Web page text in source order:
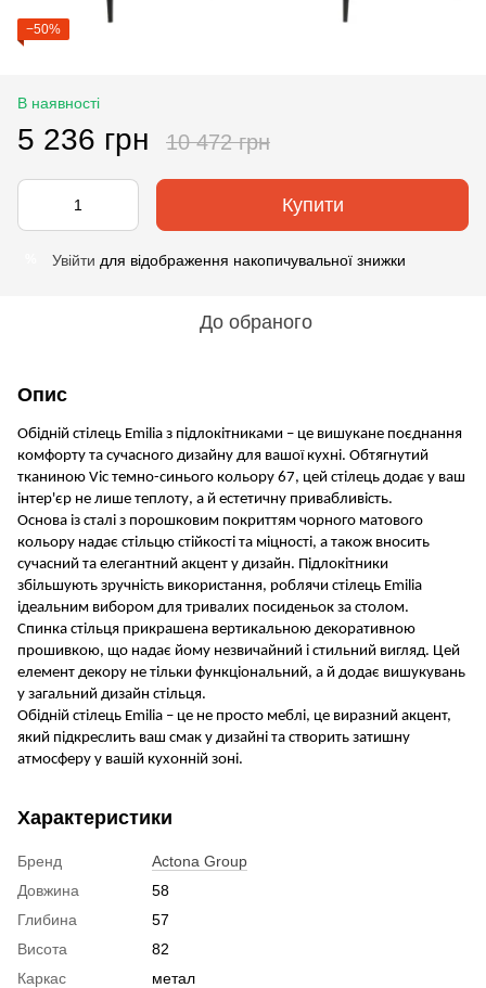
−50%
В наявності
5 236 грн 10 472 грн
Купити
Увійти для відображення накопичувальної знижки
До обраного
Опис
Обідній стілець Emilia з підлокітниками – це вишукане поєднання
комфорту та сучасного дизайну для вашої кухні. Обтягнутий
тканиною Vic темно-синього кольору 67, цей стілець додає у ваш
інтер'єр не лише теплоту, а й естетичну привабливість.
Основа із сталі з порошковим покриттям чорного матового
кольору надає стільцю стійкості та міцності, а також вносить
сучасний та елегантний акцент у дизайн. Підлокітники
збільшують зручність використання, роблячи стілець Emilia
ідеальним вибором для тривалих посиденьок за столом.
Спинка стільця прикрашена вертикальною декоративною
прошивкою, що надає йому незвичайний і стильний вигляд. Цей
елемент декору не тільки функціональний, а й додає вишукувань
у загальний дизайн стільця.
Обідній стілець Emilia – це не просто меблі, це виразний акцент,
який підкреслить ваш смак у дизайні та створить затишну
атмосферу у вашій кухонній зоні.
Характеристики
Бренд
Actona Group
Довжина
58
Глибина
57
Висота
82
Каркас
метал